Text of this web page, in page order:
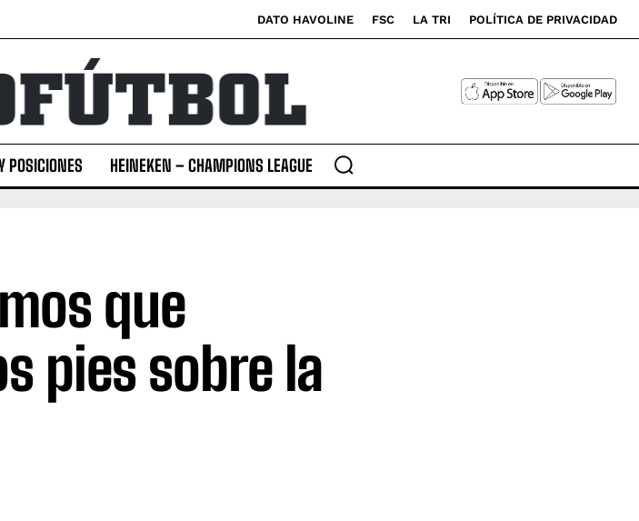
DATO HAVOLINE FSC LA TRI POLÍTICA DE PRIVACIDAD
POSICIONES HEINEKEN – CHAMPIONS LEAGUE
que
pies sobre la